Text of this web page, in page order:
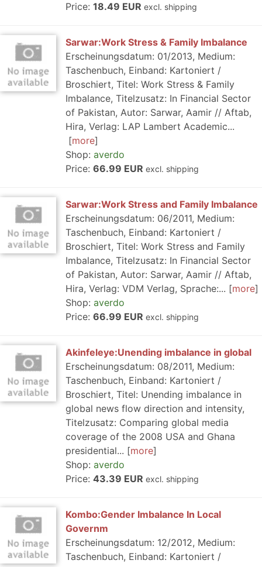
Price: 18.49 EUR excl. shipping
Sarwar:Work Stress & Family Imbalance
Erscheinungsdatum: 01/2013, Medium:
Taschenbuch, Einband: Kartoniert /
Broschiert, Titel: Work Stress & Family
Imbalance, Titelzusatz: In Financial Sector
of Pakistan, Autor: Sarwar, Aamir // Aftab,
Hira, Verlag: LAP Lambert Academic...
more
Shop: averdo
Price: 66.99 EUR excl. shipping
Sarwar:Work Stress and Family Imbalance
Erscheinungsdatum: 06/2011, Medium:
Taschenbuch, Einband: Kartoniert /
Broschiert, Titel: Work Stress and Family
Imbalance, Titelzusatz: In Financial Sector
of Pakistan, Autor: Sarwar, Aamir // Aftab,
Hira, Verlag: VDM Verlag, Sprache:...
more
Shop: averdo
Price: 66.99 EUR excl. shipping
Akinfeleye:Unending imbalance in global
Erscheinungsdatum: 08/2011, Medium:
Taschenbuch, Einband: Kartoniert /
Broschiert, Titel: Unending imbalance in
global news flow direction and intensity,
Titelzusatz: Comparing global media
coverage of the 2008 USA and Ghana
presidential...
more
Shop: averdo
Price: 43.39 EUR excl. shipping
Kombo:Gender Imbalance In Local
Governm
Erscheinungsdatum: 12/2012, Medium:
Taschenbuch, Einband: Kartoniert /